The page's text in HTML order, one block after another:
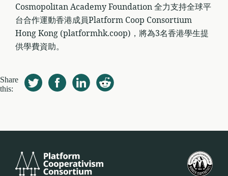
Cosmopolitan Academy Foundation 全力支持全球平
台合作運動香港成員Platform Coop Consortium
Hong Kong (platformhk.coop)，將為3名香港學生提
供學費資助。
Share
this:
Cooperativism